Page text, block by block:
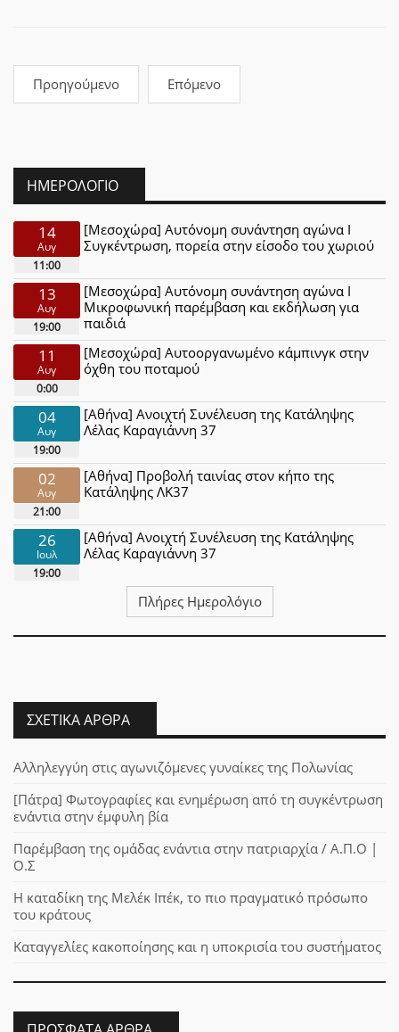
Προηγούμενο Επόμενο
ΗΜΕΡΟΛΌΓΙΟ
14
Αυγ
11:00
[Μεσοχώρα] Αυτόνομη συνάντηση αγώνα Ι
Συγκέντρωση, πορεία στην είσοδο του χωριού
13
Αυγ
19:00
[Μεσοχώρα] Αυτόνομη συνάντηση αγώνα Ι
Μικροφωνική παρέμβαση και εκδήλωση για
παιδιά
11
Αυγ
0:00
[Μεσοχώρα] Αυτοοργανωμένο κάμπινγκ στην
όχθη του ποταμού
04
Αυγ
19:00
[Αθήνα] Ανοιχτή Συνέλευση της Κατάληψης
Λέλας Καραγιάννη 37
02
Αυγ
21:00
[Αθήνα] Προβολή ταινίας στον κήπο της
Κατάληψης ΛΚ37
26
Ιουλ
19:00
[Αθήνα] Ανοιχτή Συνέλευση της Κατάληψης
Λέλας Καραγιάννη 37
Πλήρες Ημερολόγιο
ΣΧΕΤΙΚΆ ΆΡΘΡΑ
Αλληλεγγύη στις αγωνιζόμενες γυναίκες της Πολωνίας
[Πάτρα] Φωτογραφίες και ενημέρωση από τη συγκέντρωση
ενάντια στην έμφυλη βία
Παρέμβαση της ομάδας ενάντια στην πατριαρχία / Α.Π.Ο |
Ο.Σ
Η καταδίκη της Μελέκ Ιπέκ, το πιο πραγματικό πρόσωπο
του κράτους
Καταγγελίες κακοποίησης και η υποκρισία του συστήματος